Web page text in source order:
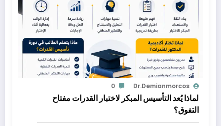
Dr.demianmorcos
0
لماذا يُعد التأسيس المبكر لاختبار القدرات مفتاح
التفوق؟